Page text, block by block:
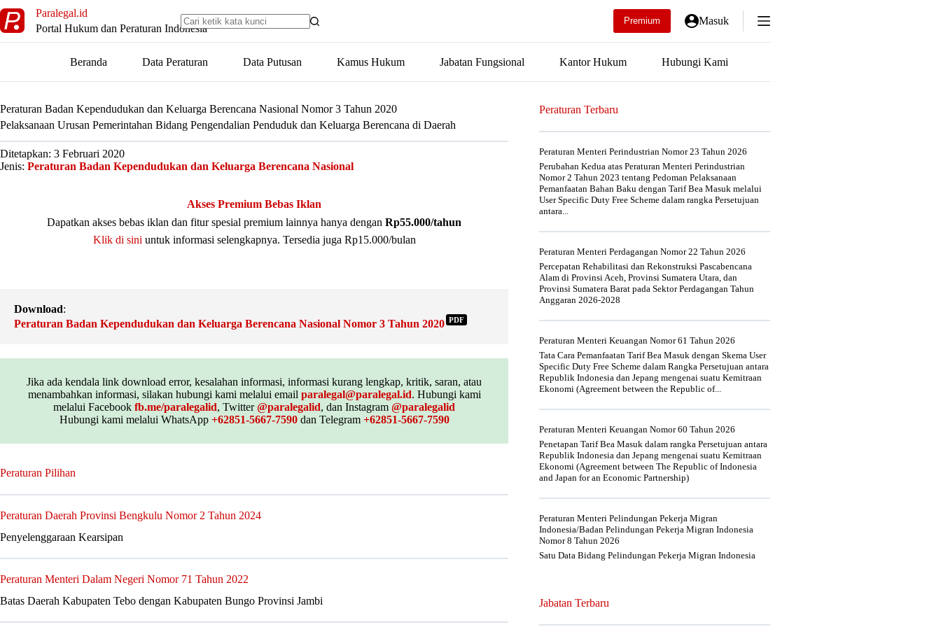
to
content
Paralegal.id
Portal Hukum dan Peraturan Indonesia
Premium Masuk
Beranda Data Peraturan Data Putusan Kamus Hukum Jabatan Fungsional Kantor Hukum Hubungi Kami
Peraturan Badan Kependudukan dan Keluarga Berencana Nasional Nomor 3 Tahun 2020
Pelaksanaan Urusan Pemerintahan Bidang Pengendalian Penduduk dan Keluarga Berencana di Daerah
Ditetapkan: 3 Februari 2020
Jenis: Peraturan Badan Kependudukan dan Keluarga Berencana Nasional
Akses Premium Bebas Iklan
Dapatkan akses bebas iklan dan fitur spesial premium lainnya hanya dengan Rp55.000/tahun
Klik di sini untuk informasi selengkapnya. Tersedia juga Rp15.000/bulan
Download:
Peraturan Badan Kependudukan dan Keluarga Berencana Nasional Nomor 3 Tahun 2020 PDF
Jika ada kendala link download error, kesalahan informasi, informasi kurang lengkap, kritik, saran, atau
menambahkan informasi, silakan hubungi kami melalui email paralegal@paralegal.id. Hubungi kami
melalui Facebook fb.me/paralegalid, Twitter@paralegalid, dan Instagram @paralegalid
Hubungi kami melalui WhatsApp +62851-5667-7590dan Telegram +62851-5667-7590
Peraturan Pilihan
Peraturan Daerah Provinsi Bengkulu Nomor 2 Tahun 2024
Penyelenggaraan Kearsipan
Peraturan Menteri Dalam Negeri Nomor 71 Tahun 2022
Batas Daerah Kabupaten Tebo dengan Kabupaten Bungo Provinsi Jambi
Peraturan Terbaru
Peraturan Menteri Perindustrian Nomor 23 Tahun 2026
Perubahan Kedua atas Peraturan Menteri Perindustrian
Nomor 2 Tahun 2023 tentang Pedoman Pelaksanaan
Pemanfaatan Bahan Baku dengan Tarif Bea Masuk melalui
User Specific Duty Free Scheme dalam rangka Persetujuan
antara...
Peraturan Menteri Perdagangan Nomor 22 Tahun 2026
Percepatan Rehabilitasi dan Rekonstruksi Pascabencana
Alam di Provinsi Aceh, Provinsi Sumatera Utara, dan
Provinsi Sumatera Barat pada Sektor Perdagangan Tahun
Anggaran 2026-2028
Peraturan Menteri Keuangan Nomor 61 Tahun 2026
Tata Cara Pemanfaatan Tarif Bea Masuk dengan Skema User
Specific Duty Free Scheme dalam Rangka Persetujuan antara
Republik Indonesia dan Jepang mengenai suatu Kemitraan
Ekonomi (Agreement between the Republic of...
Peraturan Menteri Keuangan Nomor 60 Tahun 2026
Penetapan Tarif Bea Masuk dalam rangka Persetujuan antara
Republik Indonesia dan Jepang mengenai suatu Kemitraan
Ekonomi (Agreement between The Republic of Indonesia
and Japan for an Economic Partnership)
Peraturan Menteri Pelindungan Pekerja Migran
Indonesia/Badan Pelindungan Pekerja Migran Indonesia
Nomor 8 Tahun 2026
Satu Data Bidang Pelindungan Pekerja Migran Indonesia
Jabatan Terbaru